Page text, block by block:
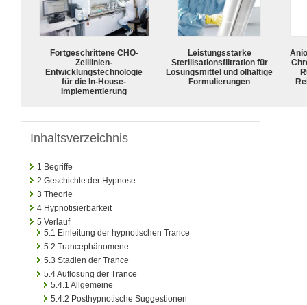
Fortgeschrittene CHO-
Zelllinien-
Entwicklungstechnologie
für die In-House-
Implementierung
Leistungsstarke
Sterilisationsfiltration für
Lösungsmittel und ölhaltige
Formulierungen
Inhaltsverzeichnis
1 Begriffe
2 Geschichte der Hypnose
3 Theorie
4 Hypnotisierbarkeit
5 Verlauf
5.1 Einleitung der hypnotischen Trance
5.2 Trancephänomene
5.3 Stadien der Trance
5.4Auflösung der Trance
5.4.1 Allgemeine
5.4.2 Posthypnotische Suggestionen